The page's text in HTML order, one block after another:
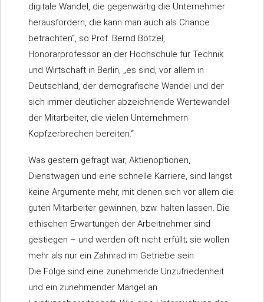
digitale Wandel, die gegenwärtig die Unternehmer
herausfordern, die kann man auch als Chance
betrachten“, so Prof. Bernd Bötzel,
Honorarprofessor an der Hochschule für Technik
und Wirtschaft in Berlin, „es sind, vor allem in
Deutschland, der demografische Wandel und der
sich immer deutlicher abzeichnende Wertewandel
der Mitarbeiter, die vielen Unternehmern
Kopfzerbrechen bereiten.“
Was gestern gefragt war, Aktienoptionen,
Dienstwagen und eine schnelle Karriere, sind längst
keine Argumente mehr, mit denen sich vor allem die
guten Mitarbeiter gewinnen, bzw. halten lassen. Die
ethischen Erwartungen der Arbeitnehmer sind
gestiegen – und werden oft nicht erfüllt; sie wollen
mehr als nur ein Zahnrad im Getriebe sein.
Die Folge sind eine zunehmende Unzufriedenheit
und ein zunehmender Mangel an